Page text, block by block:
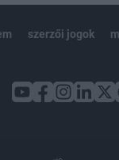
szerzői jogok